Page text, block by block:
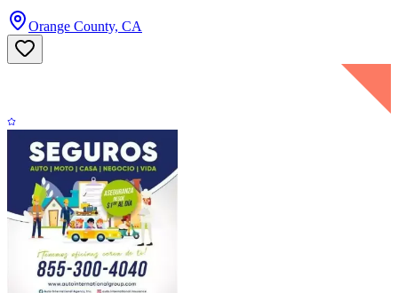
Orange County, CA